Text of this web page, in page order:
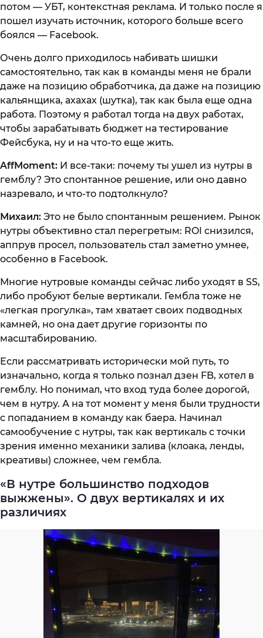
потом — УБТ, контекстная реклама. И только после я
пошел изучать источник, которого больше всего
боялся — Facebook.
Очень долго приходилось набивать шишки
самостоятельно, так как в команды меня не брали
даже на позицию обработчика, да даже на позицию
кальянщика, ахахах (шутка), так как была еще одна
работа. Поэтому я работал тогда на двух работах,
чтобы зарабатывать бюджет на тестирование
Фейсбука, ну и на что-то еще жить.
AffMoment: И все-таки: почему ты ушел из нутры в
гемблу? Это спонтанное решение, или оно давно
назревало, и что-то подтолкнуло?
Михаил: Это не было спонтанным решением. Рынок
нутры объективно стал перегретым: ROI снизился,
аппрув просел, пользователь стал заметно умнее,
особенно в Facebook.
Многие нутровые команды сейчас либо уходят в SS,
либо пробуют белые вертикали. Гембла тоже не
«легкая прогулка», там хватает своих подводных
камней, но она дает другие горизонты по
масштабированию.
Если рассматривать исторически мой путь, то
изначально, когда я только познал дзен FB, хотел в
гемблу. Но понимал, что вход туда более дорогой,
чем в нутру. А на тот момент у меня были трудности
с попаданием в команду как баера. Начинал
самообучение с нутры, так как вертикаль с точки
зрения именно механики залива (клоака, ленды,
креативы) сложнее, чем гембла.
«В нутре большинство подходов
выжжены». О двух вертикалях и их
различиях